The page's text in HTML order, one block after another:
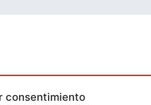
consentimiento